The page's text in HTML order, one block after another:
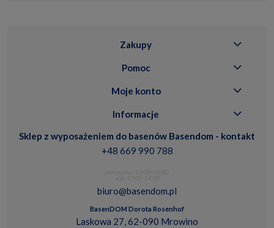
Zakupy
Pomoc
Moje konto
Informacje
Sklep z wyposażeniem do basenów Basendom - kontakt
+48 669 990 788
biuro@basendom.pl
BasenDOM Dorota Rosenhof
Laskowa 27, 62-090 Mrowino